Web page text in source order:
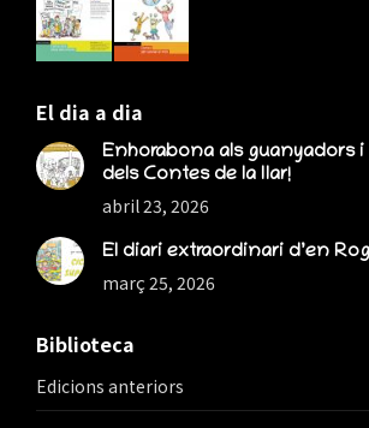
El dia a dia
Enhorabona als guanyadors
dels Contes de la llar!
abril 23, 2026
El diari extraordinari d’en
març 25, 2026
Biblioteca
Edicions anteriors